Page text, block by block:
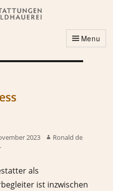
Menu
2023
Ronald de
als
ist inzwischen